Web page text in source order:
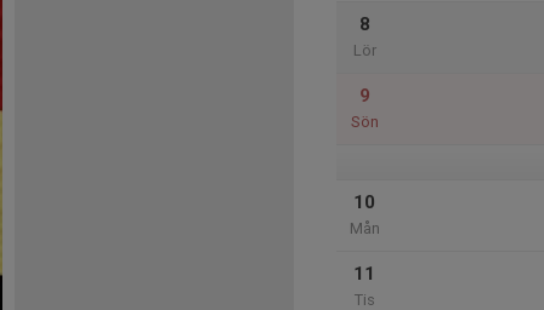
8
Lör
9
Sön
10
Mån
11
Tis